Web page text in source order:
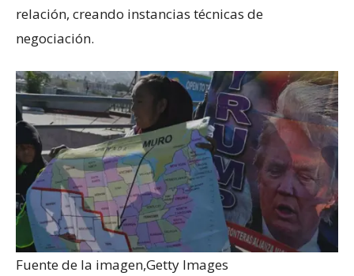
relación, creando instancias técnicas de
negociación.
Fuente de la imagen,Getty Images